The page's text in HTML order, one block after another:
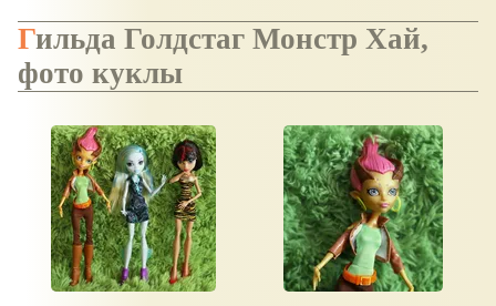
Гильда Голдстаг Монстр Хай,
фото куклы